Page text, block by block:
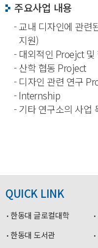
주요사업 내용
- 교내 디자인에 관련
지원)
- 대외적인 Proejct
- 산학 협동 Project
- 디자인 관련 연구
- Internship
- 기타 연구소의 사업
QUICK LINK
한동대 글로컬대학
한동대 도서관